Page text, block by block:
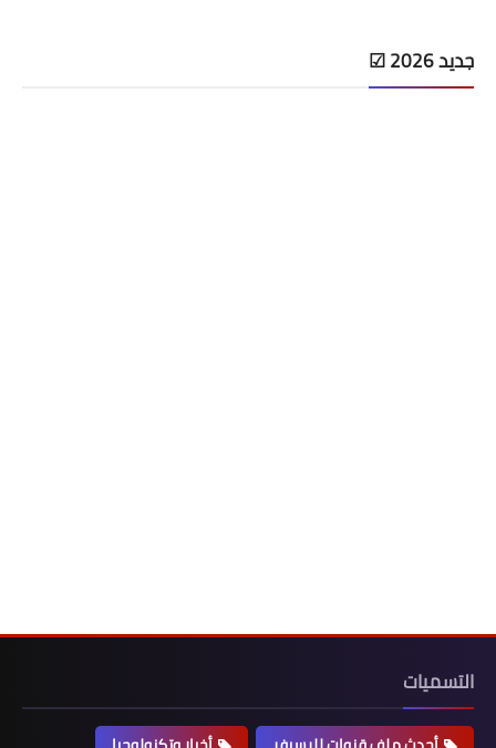
جديد 2026 ☑
التسميات